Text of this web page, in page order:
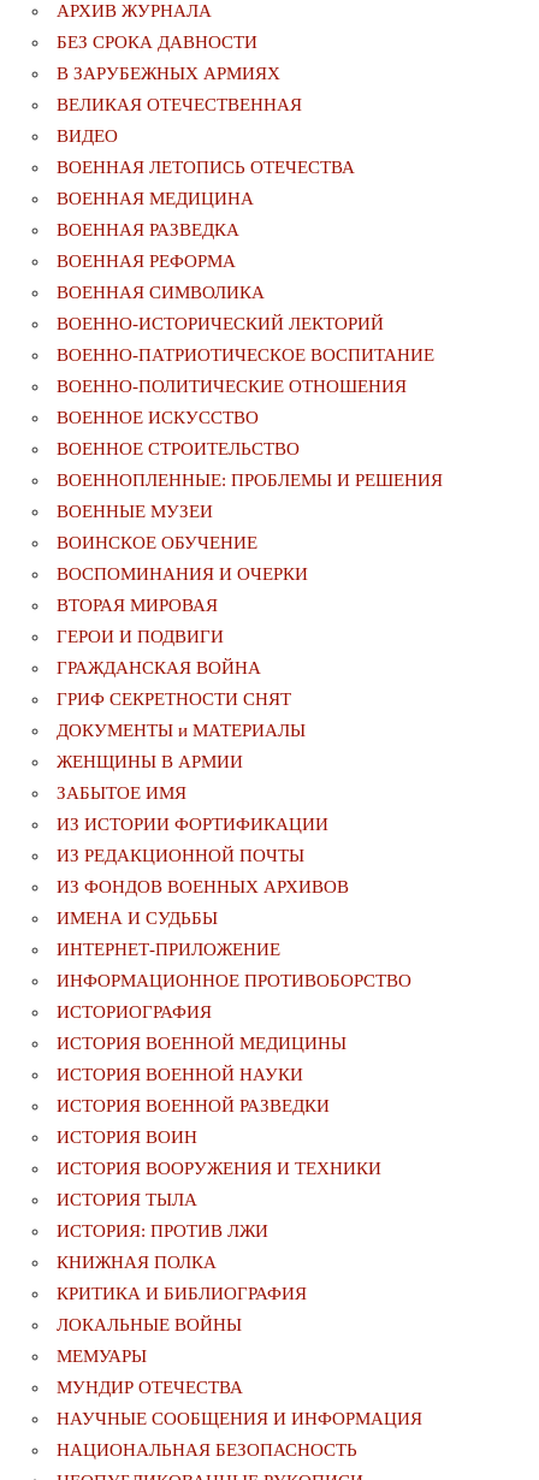
АРХИВ ЖУРНАЛА
БЕЗ СРОКА ДАВНОСТИ
В ЗАРУБЕЖНЫХ АРМИЯХ
ВЕЛИКАЯ ОТЕЧЕСТВЕННАЯ
ВИДЕО
ВОЕННАЯ ЛЕТОПИСЬ ОТЕЧЕСТВА
ВОЕННАЯ МЕДИЦИНА
ВОЕННАЯ РАЗВЕДКА
ВОЕННАЯ РЕФОРМА
ВОЕННАЯ СИМВОЛИКА
ВОЕННО-ИСТОРИЧЕСКИЙ ЛЕКТОРИЙ
ВОЕННО-ПАТРИОТИЧЕСКОЕ ВОСПИТАНИЕ
ВОЕННО-ПОЛИТИЧЕСКИE ОТНОШЕНИЯ
ВОЕННОЕ ИСКУССТВО
ВОЕННОЕ СТРОИТЕЛЬСТВО
ВОЕННОПЛЕННЫЕ: ПРОБЛЕМЫ И РЕШЕНИЯ
ВОЕННЫЕ МУЗЕИ
ВОИНСКОЕ ОБУЧЕНИЕ
ВОСПОМИНАНИЯ И ОЧЕРКИ
ВТОРАЯ МИРОВАЯ
ГЕРОИ И ПОДВИГИ
ГРАЖДАНСКАЯ ВОЙНА
ГРИФ СЕКРЕТНОСТИ СНЯТ
ДОКУМЕНТЫ и МАТЕРИАЛЫ
ЖЕНЩИНЫ В АРМИИ
ЗАБЫТОЕ ИМЯ
ИЗ ИСТОРИИ ФОРТИФИКАЦИИ
ИЗ РЕДАКЦИОННОЙ ПОЧТЫ
ИЗ ФОНДОВ ВОЕННЫХ АРХИВОВ
ИМЕНА И СУДЬБЫ
ИНТЕРНЕТ-ПРИЛОЖЕНИЕ
ИНФОРМАЦИОННОЕ ПРОТИВОБОРСТВО
ИСТОРИОГРАФИЯ
ИСТОРИЯ ВОЕННОЙ МЕДИЦИНЫ
ИСТОРИЯ ВОЕННОЙ НАУКИ
ИСТОРИЯ ВОЕННОЙ РАЗВЕДКИ
ИСТОРИЯ ВОИН
ИСТОРИЯ ВООРУЖЕНИЯ И ТЕХНИКИ
ИСТОРИЯ ТЫЛА
ИСТОРИЯ: ПРОТИВ ЛЖИ
КНИЖНАЯ ПОЛКА
КРИТИКА И БИБЛИОГРАФИЯ
ЛОКАЛЬНЫЕ ВОЙНЫ
МЕМУАРЫ
МУНДИР ОТЕЧЕСТВА
НАУЧНЫЕ СООБЩЕНИЯ И ИНФОРМАЦИЯ
НАЦИОНАЛЬНАЯ БЕЗОПАСНОСТЬ